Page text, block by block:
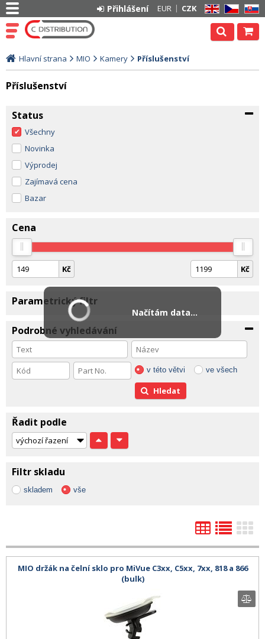
EN CZ SK
EUR CZK
Přihlášení
Hlavní strana MIO Kamery Příslušenství
Příslušenství
Status
Všechny
Novinka
Výprodej
Zajímavá cena
Bazar
Cena
Kč Kč
Parametrický filtr
Podrobné vyhledávání
v této větvi ve všech
Hledat
Řadit podle
Filtr skladu
skladem vše
MIO držák na čelní sklo pro MiVue C3xx, C5xx, 7xx, 818 a 866
(bulk)
Načítám data...